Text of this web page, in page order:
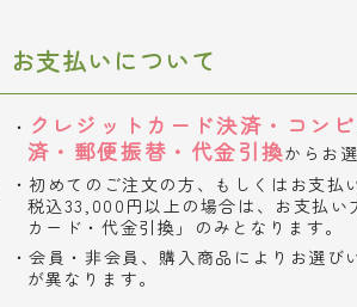
お支払いについて
クレジットカード決済・コン
済・郵便振替・代金引換からお
初めてのご注文の方、もしくはお支払
税込33,000円以上の場合は、お支払い
カード・代金引換」のみとなります。
会員・非会員、購入商品によりお選び
が異なります。